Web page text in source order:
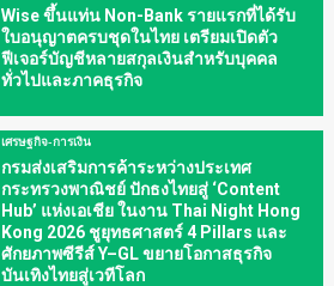
Wise ขึ้นแท่น Non-Bank รายแรกที่ได้รับ
ใบอนุญาตครบชุดในไทย เตรียมเปิดตัว
ฟีเจอร์บัญชีหลายสกุลเงินสำหรับบุคคล
ทั่วไปและภาคธุรกิจ
เศรษฐกิจ-การเงิน
กรมส่งเสริมการค้าระหว่างประเทศ
กระทรวงพาณิชย์ ปักธงไทยสู่ ‘Content
Hub’ แห่งเอเชีย ในงาน Thai Night Hong
Kong 2026 ชูยุทธศาสตร์ 4 Pillars และ
ศักยภาพซีรีส์ Y–GL ขยายโอกาสธุรกิจ
บันเทิงไทยสู่เวทีโลก